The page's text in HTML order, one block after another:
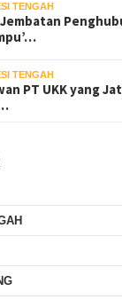
TENGAH
TENGAH
PT UKK yang